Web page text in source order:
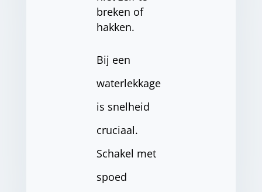
breken of
hakken.
Bij een
waterlekkage
is snelheid
cruciaal.
Schakel met
spoed